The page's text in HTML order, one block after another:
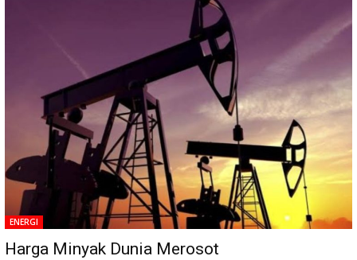
ENERGI
Harga Minyak Dunia Merosot